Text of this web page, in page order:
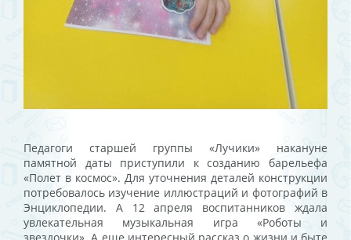
Педагоги старшей группы «Лучики» накануне
памятной даты приступили к созданию барельефа
«Полет в космос». Для уточнения деталей конструкции
потребовалось изучение иллюстраций и фотографий в
Энциклопедии. А 12 апреля воспитанников ждала
увлекательная музыкальная игра «Роботы и